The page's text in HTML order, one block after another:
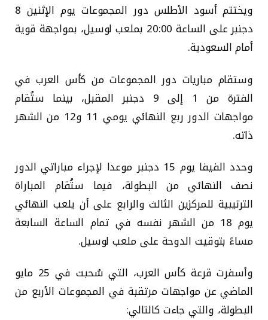
ويختتم أسود الأطلس دور المجموعات يوم الإثنين 8
دجنبر على الساعة 20:00 بملعب لوسيل، بمواجهة قوية
أمام السعودية.
وستقام مباريات دور المجموعات من كأس العرب في
الفترة من 1 إلى 9 دجنبر المقبل، بينما ستُقام
مواجهات الدور ربع النهائي يومي 11 و12 من الشهر
ذاته.
وحدد الفيفا يوم 15 دجنبر موعدا لإجراء مباراتي الدور
نصف النهائي من البطولة، فيما ستُقام المباراة
الترتيبية للمركزين الثالث والرابع على أن يلعب النهائي
يوم 18 من الشهر نفسه في تمام الساعة السابعة
مساءً بتوقيت الدوحة على ملعب لوسيل.
وأسفرت قرعة كأس العرب، التي سُحبت في 25 مايو
الماضي عن مواجهات مرتقبة في المجموعات الأربع من
البطولة، والتي جاءت كالتالي: